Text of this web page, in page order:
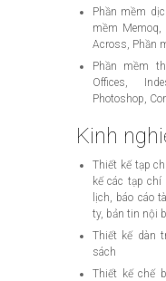
Phần mềm
mềm Memoq,
Across, Phần
Phần mềm
Offices,
Photoshop,
Kinh
Thiết kế tạp
kế các tạp
lịch, báo cáo
ty, bản tin nội
Thiết kế dàn
sách
Thiết kế chế